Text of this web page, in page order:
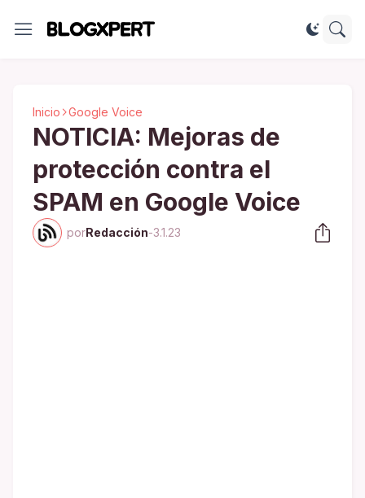
Inicio Google Voice
NOTICIA: Mejoras de
protección contra el
SPAM en Google Voice
porRedacción-3.1.23